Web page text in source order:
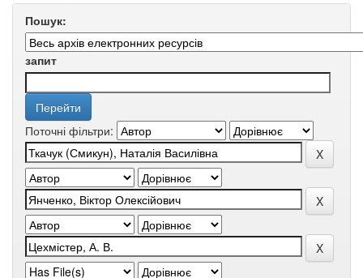
Пошук:
запит
Поточні фільтри: